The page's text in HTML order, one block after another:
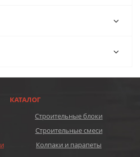
КАТАЛОГ
Строительные блоки
Строительные смеси
Колпаки и парапеты